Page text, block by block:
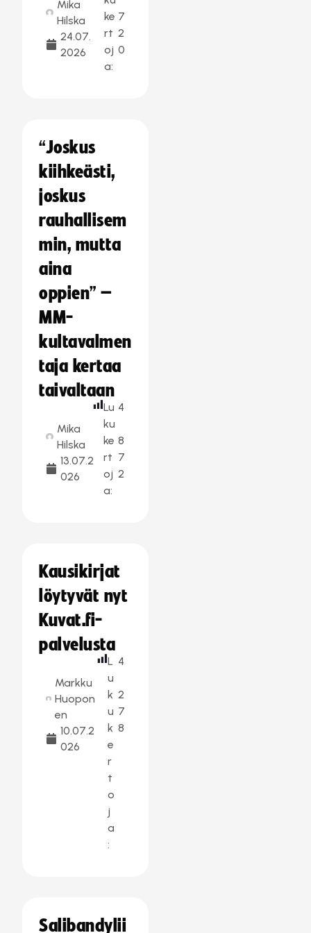
Mika
Hilska
24.07.
2026
ke
rt
oj
a:
7
2
0
“Joskus
kiihkeästi,
joskus
rauhallisem
min, mutta
aina
oppien” –
MM-
kultavalmen
taja kertaa
taivaltaan
Mika
Hilska
13.07.2
026
Lu
ku
ke
rt
oj
a:
4
8
7
2
Kausikirjat
löytyvät nyt
Kuvat.fi-
palvelusta
Markku
Huopon
en
10.07.2
026
L
u
k
u
k
e
r
t
o
j
a
:
4
2
7
8
Salibandylii